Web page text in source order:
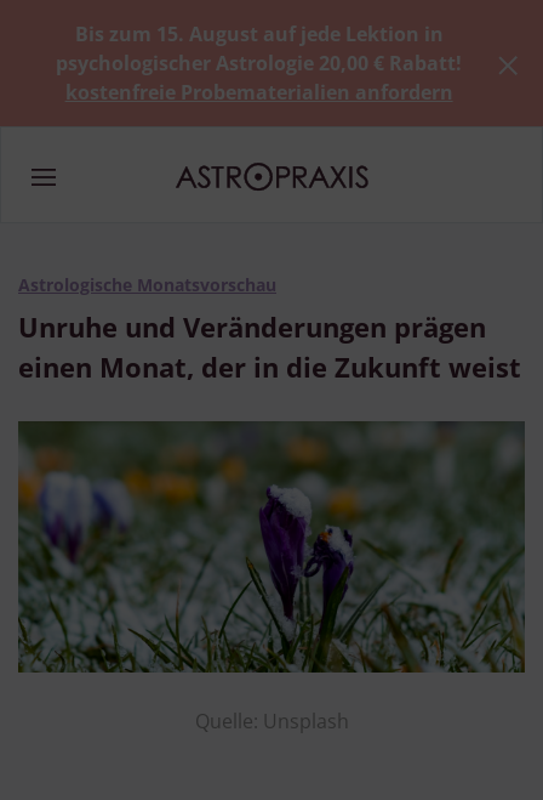
Bis zum 15. August auf jede Lektion in
psychologischer Astrologie 20,00 € Rabatt!
kostenfreie Probematerialien anfordern
Quelle: Unsplash
Astrologische Monatsvorschau
Unruhe und Veränderungen prägen
einen Monat, der in die Zukunft weist